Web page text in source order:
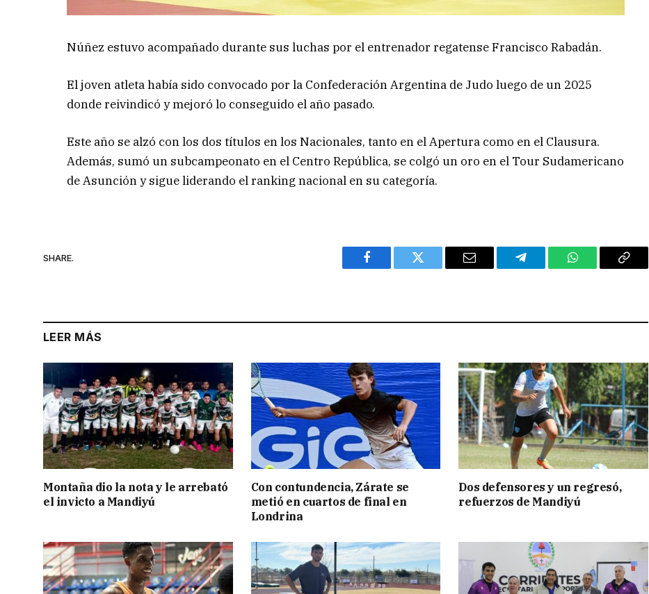
Núñez estuvo acompañado durante sus luchas por el entrenador regatense Francisco Rabadán.
El joven atleta había sido convocado por la Confederación Argentina de Judo luego de un 2025
donde reivindicó y mejoró lo conseguido el año pasado.
Este año se alzó con los dos títulos en los Nacionales, tanto en el Apertura como en el Clausura.
Además, sumó un subcampeonato en el Centro República, se colgó un oro en el Tour Sudamericano
de Asunción y sigue liderando el ranking nacional en su categoría.
SHARE.
Facebook Twitter Email Telegram WhatsAppCopy
LEER MÁS
Montaña dio la nota y le arrebató
el invicto a Mandiyú
Con contundencia, Zárate se
metió en cuartos de final en
Londrina
Dos defensores y un regresó,
refuerzos de Mandiyú